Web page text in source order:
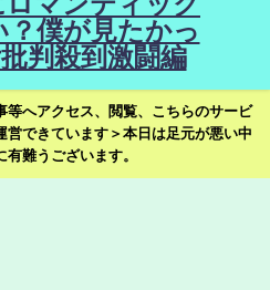
僕が見たかっ
判殺到激闘編
等へアクセス、閲覧、こちらのサービ
営できています＞本日は足元が悪い中
有難うございます。